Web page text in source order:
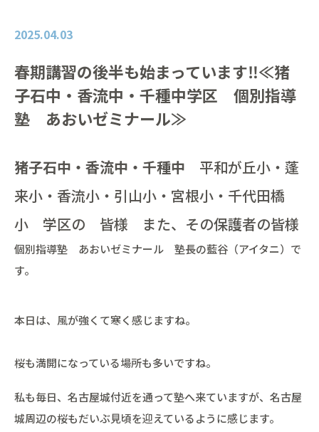
2025.04.03
春期講習の後半も始まっています‼≪猪
子石中・香流中・千種中学区 個別指導
塾 あおいゼミナール≫
猪子石中・香流中・千種中 平和が丘小・蓬
来小・香流小・引山小・宮根小・千代田橋
小 学区の 皆様 また、その保護者の皆様
個別指導塾 あおいゼミナール 塾長の藍谷（アイタニ）で
す。
本日は、風が強くて寒く感じますね。
桜も満開になっている場所も多いですね。
私も毎日、名古屋城付近を通って塾へ来ていますが、名古屋
城周辺の桜もだいぶ見頃を迎えているように感じます。